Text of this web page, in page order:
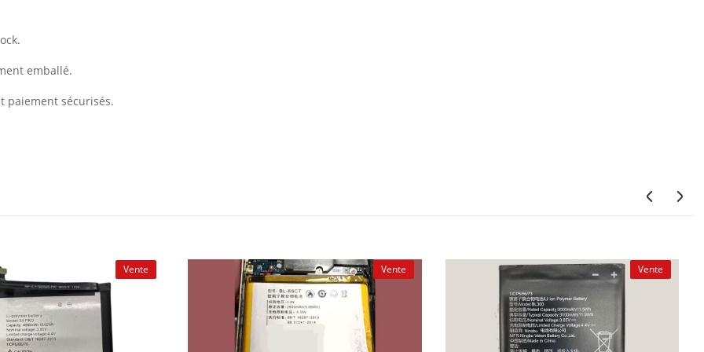
emballé.
sécurisés.
Vente Vente Vente